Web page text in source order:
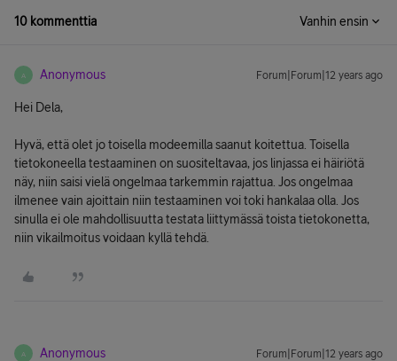
10 kommenttia Vanhin ensin
A Anonymous Forum|Forum|12 years ago
Hei Dela,
Hyvä, että olet jo toisella modeemilla saanut koitettua. Toisella
tietokoneella testaaminen on suositeltavaa, jos linjassa ei häiriötä
näy, niin saisi vielä ongelmaa tarkemmin rajattua. Jos ongelmaa
ilmenee vain ajoittain niin testaaminen voi toki hankalaa olla. Jos
sinulla ei ole mahdollisuutta testata liittymässä toista tietokonetta,
niin vikailmoitus voidaan kyllä tehdä.
A Anonymous Forum|Forum|12 years ago